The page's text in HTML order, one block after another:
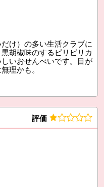
け）の多い生活クラブに
胡椒味のするピリピリカ
いおせんべいです。目が
理かも。
評価